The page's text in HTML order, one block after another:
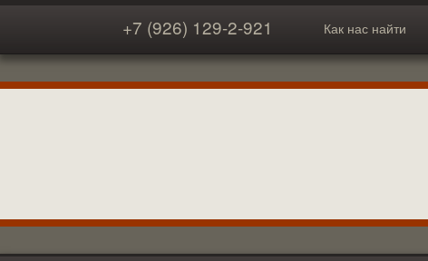
+7 (926) 129-2-921 Как нас найти